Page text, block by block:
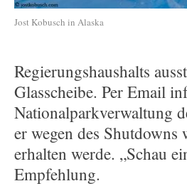
Jost Kobusch in Alaska
Regierungshaushalts
Glasscheibe. Per Email
Nationalparkverwaltung
er wegen des
erhalten werde. „Schau
Empfehlung.